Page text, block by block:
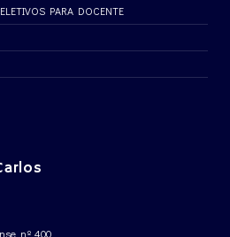
PARA DOCENTE
nº 400